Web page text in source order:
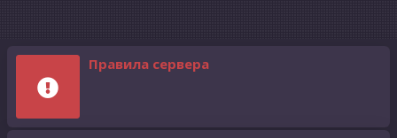
Правила сервера